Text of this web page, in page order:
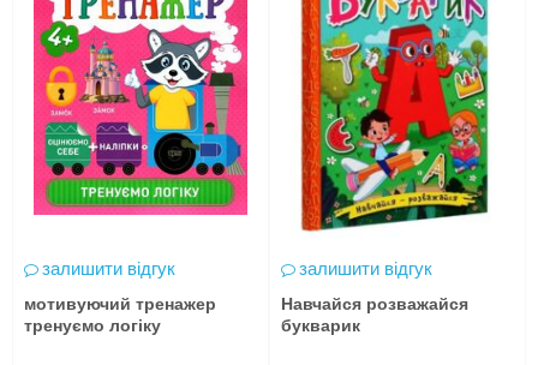
залишити відгук
мотивуючий тренажер
тренуємо логіку
залишити відгук
Навчайся розважайся
букварик